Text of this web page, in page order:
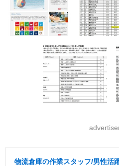
物流倉庫の作業スタッフ/男性活